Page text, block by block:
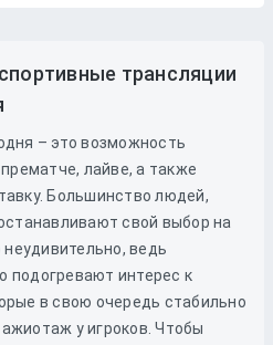
трансляции
– это возможность
лайве, а также
Большинство людей,
свой выбор на
ведь
интерес к
в свою очередь стабильно
у игроков. Чтобы